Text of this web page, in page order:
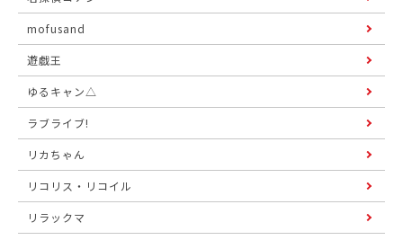
mofusand
遊戯王
ゆるキャン△
ラブライブ!
リカちゃん
リコリス・リコイル
リラックマ